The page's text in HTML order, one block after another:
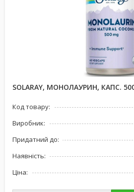
SOLARAY, МОНОЛАУРИН, КАПС.
Код товару:
Виробник:
Придатний до:
Наявність:
Ціна: